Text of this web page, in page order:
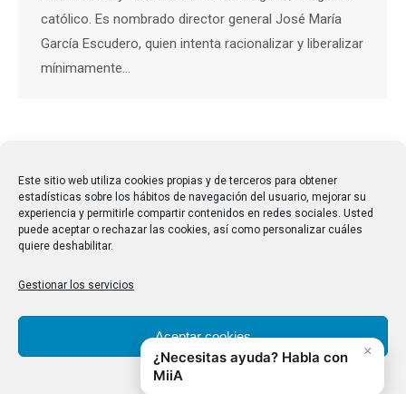
Este sitio web utiliza cookies propias y de terceros para obtener
estadísticas sobre los hábitos de navegación del usuario, mejorar su
experiencia y permitirle compartir contenidos en redes sociales. Usted
puede aceptar o rechazar las cookies, así como personalizar cuáles
quiere deshabilitar.
Gestionar los servicios
Aceptar cookies
Denegar
católico. Es nombrado director general José María
García Escudero, quien intenta racionalizar y liberalizar
mínimamente…